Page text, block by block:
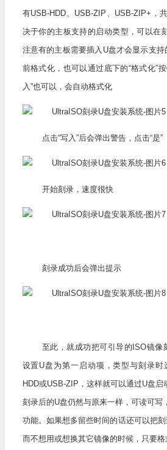
有USB-HDD、USB-ZIP、USB-ZIP+，
决于你的主板支持的启动类型，可以在
注意有的主板需要插入U盘才会显示支
前格式化，也可以通过底下的“格式化”
入”也可以，会自动格式化
点击“写入”后会弹出警告，点击“是”
开始刻录，速度很快
刻录成功后会弹出提示
至此，就成功把可引导的ISO镜像
设置U盘为第一启动项，类型与刻录时
HDD或USB-ZIP，这样就可以通过U盘
刻录后的U盘仍然与原来一样，可读可写
功能。如果想多留些时间的话还可以把刻
而不想用或想换其它镜像的时候，只要格